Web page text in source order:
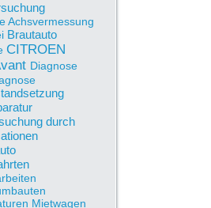
Achsvermessung
Brautauto
CITROEN
Diagnose
durch
Mietwagen